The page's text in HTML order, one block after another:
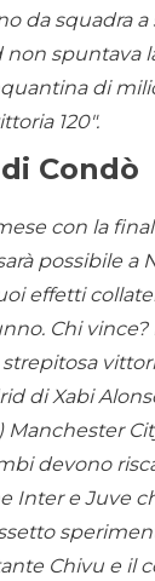
da squadra
non spuntava
di
120″.
Condò
con la
possibile a
effetti
Chi vince?
di Xabi
devono
Inter e Juve
Chivu e il